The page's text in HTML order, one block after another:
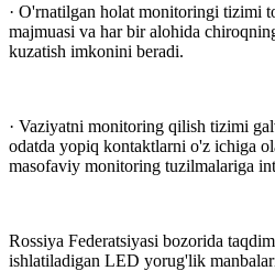
· O'rnatilgan holat monitoringi tizimi
majmuasi va har bir alohida
kuzatish imkonini beradi.
· Vaziyatni monitoring qilish tizimi
odatda yopiq kontaktlarni o'z ichiga
masofaviy monitoring tuzilmalariga
Rossiya Federatsiyasi bozorida
ishlatiladigan LED yorug'lik